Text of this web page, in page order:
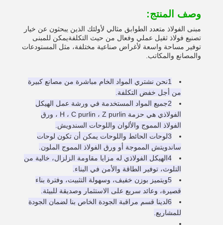
وصف المنتج:
مبنى الفولاذ متعدد الطوابق مثالي لأولئك الذين يبحثون عن خيار
تصنيع فولاذ ثقيل عملي وفعال من حيث التكلفةيمكن للمبنى
توفير مساحة واسعة لأغراض صناعية مختلفة، مثل المستودعات
والمصانع والمكاتب.
1نحن نشتري المواد الخام مباشرة من مصانع كبيرة
من أجل خفض التكلفة.
2جميع المواد المستخدمة في ورشة عمل الهيكل
الفولاذي هي حزمة H ، C purlin ، Z purlin ، ورق
الفولاذ المموج والألوان واللوحات السندويش.
3لوحات الحائط واللوحات يمكن أن تكون لوحات
ساندويتش المموجة أو ورق الفولاذ المموج الملون.
4الهيكل الفولاذي له مزايا مقاومة الزلزال، خالية من
التلوث، توفير الطاقة والأمن في البناء.
5ويتميز بوزن خفيف، وسهولة التثبيت، وفترة بناء
قصيرة، وعائد سريع على الاستثمار وصديقة للبيئة.
6لدينا قسم مراقبة الجودة الخاص بنا لضمان الجودة
للمشاريع.